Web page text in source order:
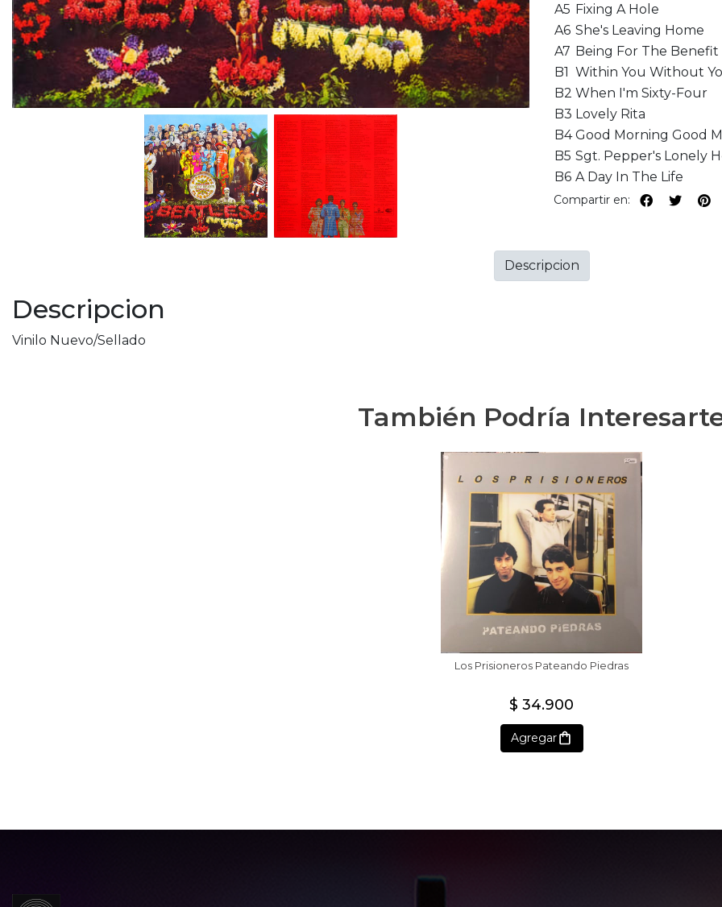
A5 Fixing A Hole
A6 She's Leaving Home
A7 Being For The Benefit
B1 Within You Without
B2 When I'm Sixty-Four
B3 Lovely Rita
B4 Good Morning Good
B5 Sgt. Pepper's Lonely
B6 A Day In The Life
Compartir en:
Descripcion
Vinilo Nuevo/Sellado
Descripcion
También Podría
Los Prisioneros Pateando Piedras
$ 34.900
Agregar